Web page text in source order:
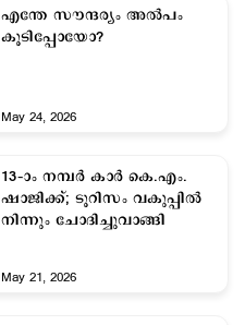
എന്തേ സൗന്ദര്യം അല്‍പം
കൂടിപ്പോയോ?
May 24, 2026
13–ാം നമ്പര്‍ കാര്‍ കെ.എം.
ഷാജിക്ക്; ടൂറിസം വകുപ്പില്‍
നിന്നും ചോദിച്ചുവാങ്ങി
May 21, 2026